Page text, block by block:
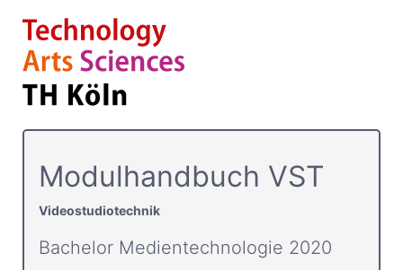
Modulhandbuch VST
Videostudiotechnik
Bachelor Medientechnologie 2020